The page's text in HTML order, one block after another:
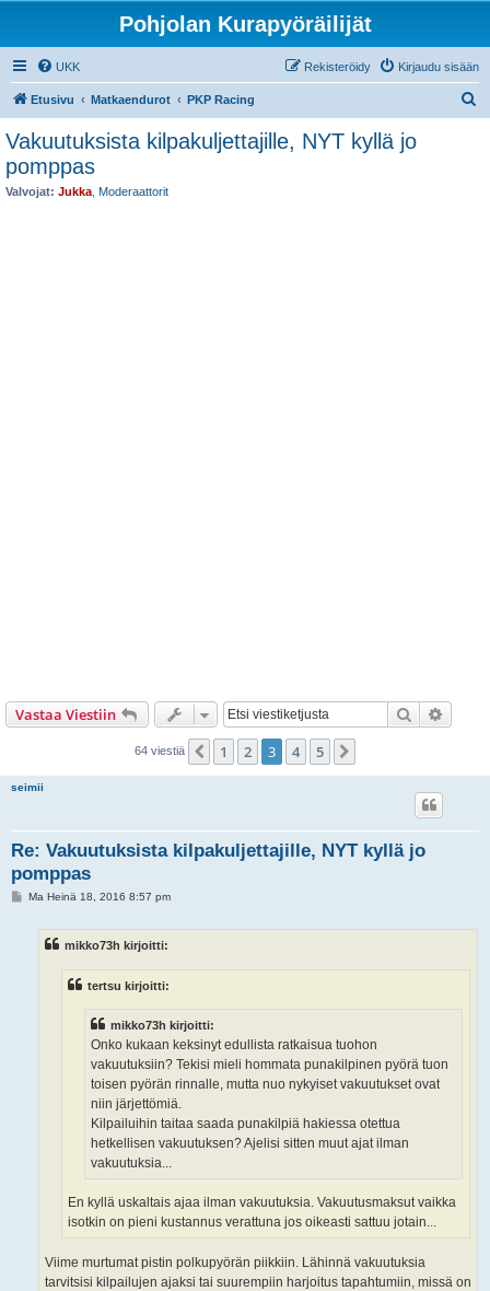
Pohjolan Kurapyöräilijät
UKK Kirjaudu sisään
Rekisteröidy
Etusivu Matkaendurot PKP Racing
Vakuutuksista kilpakuljettajille, NYT kyllä jo
pomppas
Valvojat: Jukka Moderaattorit
Vastaa Viestiin Etsi
64 viestiä Edellinen
1 2 3 4 5
seimii
Re: Vakuutuksista kilpakuljettajille, NYT kyllä jo
pomppas
VMa Heinä 18, 2016 8:57 pm
mikko73h kirjoitti:
tertsu kirjoitti:
mikko73h kirjoitti:
Onko kukaan keksinyt edullista ratkaisua tuohon
vakuutuksiin? Tekisi mieli hommata punakilpinen pyörä tuon
toisen pyörän rinnalle, mutta nuo nykyiset vakuutukset ovat
niin järjettömiä.
Kilpailuihin taitaa saada punakilpiä hakiessa otettua
hetkellisen vakuutuksen? Ajelisi sitten muut ajat ilman
vakuutuksia...
En kyllä uskaltais ajaa ilman vakuutuksia. Vakuutusmaksut vaikka
isotkin on pieni kustannus verattuna jos oikeasti sattuu jotain...
Viime murtumat pistin polkupyörän piikkiin. Lähinnä vakuutuksia
tarvitsisi kilpailujen ajaksi tai suurempiin harjoitus tapahtumiin, missä on